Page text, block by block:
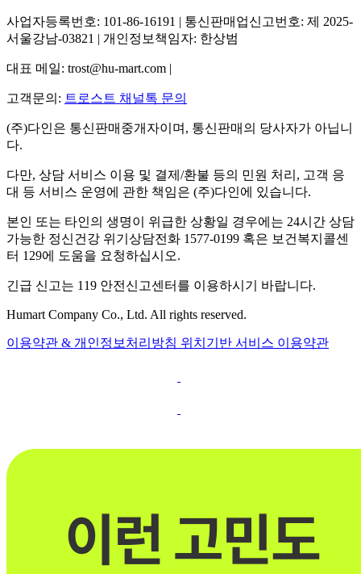
사업자등록번호: 101-86-16191 | 통신판매업신고번호: 제 2025-
서울강남-03821 | 개인정보책임자: 한상범
대표 메일: trost@hu-mart.com |
고객문의: 트로스트 채널톡 문의
(주)다인은 통신판매중개자이며, 통신판매의 당사자가 아닙니
다.
다만, 상담 서비스 이용 및 결제/환불 등의 민원 처리, 고객 응
대 등 서비스 운영에 관한 책임은 (주)다인에 있습니다.
본인 또는 타인의 생명이 위급한 상황일 경우에는 24시간 상담
가능한 정신건강 위기상담전화 1577-0199 혹은 보건복지콜센
터 129에 도움을 요청하십시오.
긴급 신고는 119 안전신고센터를 이용하시기 바랍니다.
Humart Company Co., Ltd. All rights reserved.
이용약관 & 개인정보처리방침 위치기반 서비스 이용약관